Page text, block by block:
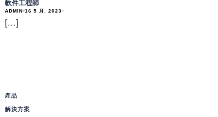
ADMIN 16 5 月, 2023
軟件工程師
[…]
產品
解決方案